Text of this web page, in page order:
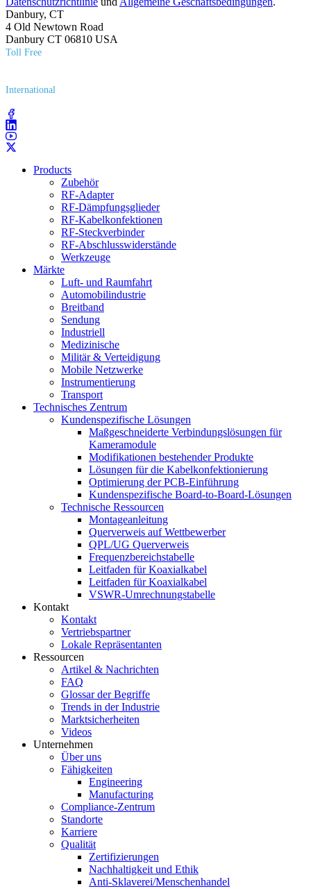
Danbury, CT
4 Old Newtown Road
Danbury CT 06810 USA
Toll Free
International
Products
Zubehör
RF-Adapter
RF-Dämpfungsglieder
RF-Kabelkonfektionen
RF-Steckverbinder
RF-Abschlusswiderstände
Werkzeuge
Märkte
Luft- und Raumfahrt
Automobilindustrie
Breitband
Sendung
Industriell
Medizinische
Militär & Verteidigung
Mobile Netzwerke
Instrumentierung
Transport
Technisches Zentrum
Kundenspezifische Lösungen
Maßgeschneiderte Verbindungslösungen für
Kameramodule
Modifikationen bestehender Produkte
Lösungen für die Kabelkonfektionierung
Optimierung der PCB-Einführung
Kundenspezifische Board-to-Board-Lösungen
Technische Ressourcen
Montageanleitung
Querverweis auf Wettbewerber
QPL/UG Querverweis
Frequenzbereichstabelle
Leitfaden für Koaxialkabel
Leitfaden für Koaxialkabel
VSWR-Umrechnungstabelle
Kontakt
Kontakt
Vertriebspartner
Lokale Repräsentanten
Ressourcen
Artikel & Nachrichten
FAQ
Glossar der Begriffe
Trends in der Industrie
Marktsicherheiten
Videos
Unternehmen
Über uns
Fähigkeiten
Engineering
Manufacturing
Compliance-Zentrum
Standorte
Karriere
Qualität
Zertifizierungen
Nachhaltigkeit und Ethik
Anti-Sklaverei/Menschenhandel